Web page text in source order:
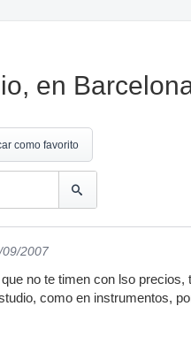
en
como favorito
09/2007
no te timen con lso precios,
como en instrumentos,